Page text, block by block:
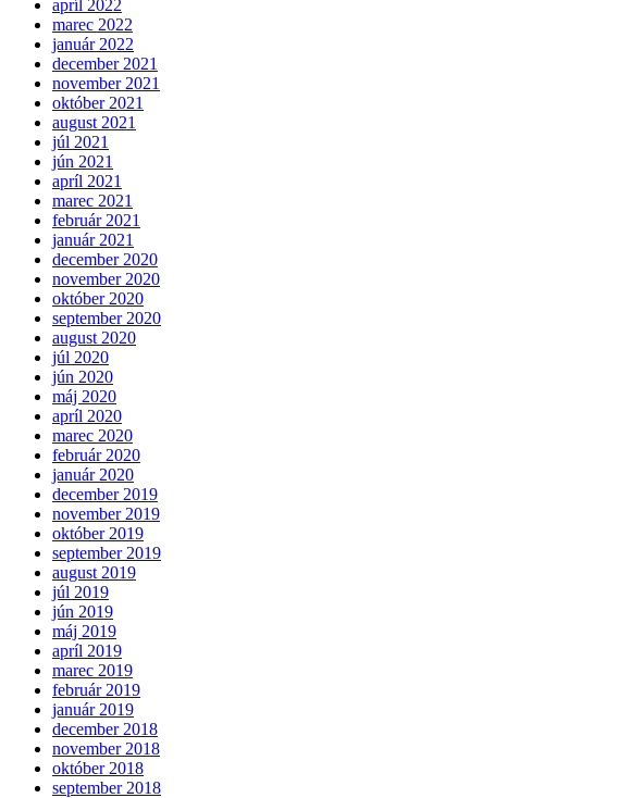
apríl 2022
marec 2022
január 2022
december 2021
november 2021
október 2021
august 2021
júl 2021
jún 2021
apríl 2021
marec 2021
február 2021
január 2021
december 2020
november 2020
október 2020
september 2020
august 2020
júl 2020
jún 2020
máj 2020
apríl 2020
marec 2020
február 2020
január 2020
december 2019
november 2019
október 2019
september 2019
august 2019
júl 2019
jún 2019
máj 2019
apríl 2019
marec 2019
február 2019
január 2019
december 2018
november 2018
október 2018
september 2018